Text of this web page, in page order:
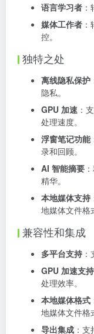
语言学习者
媒体工作者
控。
独特之处
离线隐私保护
隐私。
GPU 加速 ：
处理速度。
浮窗笔记功能
录和回顾。
AI 智能摘要
精华。
本地媒体支持
地媒体文件格
兼容性和集成
多平台支持
GPU 加速支持
处理效率。
本地媒体格式
地媒体文件格
导出集成 ：